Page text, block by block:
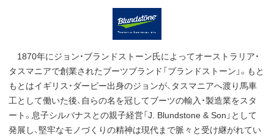
1870年にジョン・ブランドストーン氏によってオーストラリア・
タスマニアで創業されたブーツブランド「ブランドストーン」。もと
もとはイギリス・ダービー出身のジョンが、タスマニアへ渡り馬車
工として働いた後、自らの名を冠してブーツの輸入・製造業をスタ
ート。息子シルバナスとの親子経営「J. Blundstone & Son」として
発展し、堅牢なモノづくりの精神は現代まで脈々と受け継がれてい